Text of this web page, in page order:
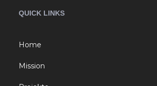
QUICK LINKS
Home
Mission